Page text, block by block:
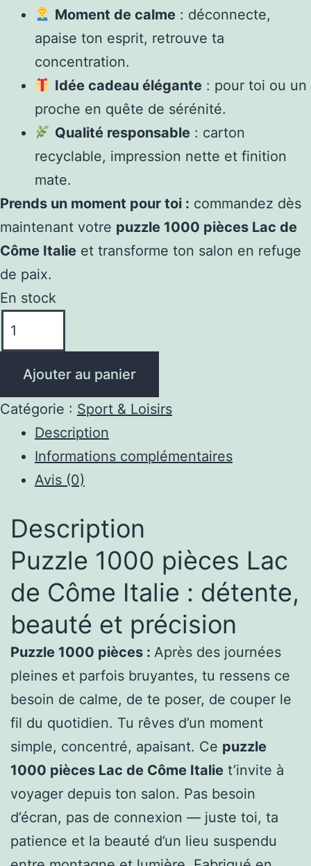
Moment de calme: déconnecte,
apaise ton esprit, retrouve ta
concentration.
Idée cadeau élégante: pour toi ou un
proche en quête de sérénité.
Qualité responsable: carton
recyclable, impression nette et finition
mate.
Prends un moment pour toi : commandez dès
maintenant votre puzzle 1000 pièces Lac de
Côme Italie et transforme ton salon en refuge
de paix.
En stock
de
1000
Pièces
Italie
Moment
pour
Soi
Ajouter au panier
Catégorie : Sport & Loisirs
Description
Informations complémentaires
Avis (0)
Description
Puzzle 1000 pièces Lac
de Côme Italie : détente,
beauté et précision
Puzzle 1000 pièces : Après des journées
pleines et parfois bruyantes, tu ressens ce
besoin de calme, de te poser, de couper le
fil du quotidien. Tu rêves d’un moment
simple, concentré, apaisant. Ce puzzle
1000 pièces Lac de Côme Italie t’invite à
voyager depuis ton salon. Pas besoin
d’écran, pas de connexion — juste toi, ta
patience et la beauté d’un lieu suspendu